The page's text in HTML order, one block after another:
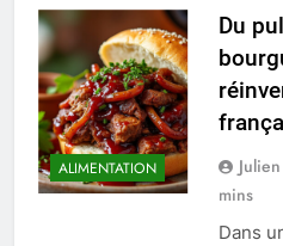
ALIMENTATION
Du
Julien
mins
Dans